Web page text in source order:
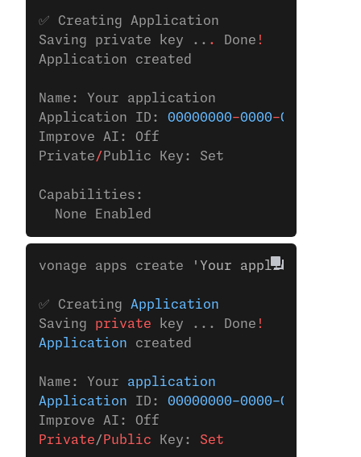
✅ Creating Application
Saving private key .. . Done !
Application created
Name: Your application
Application ID: 00000000-0000-0000
Improve AI: Off
Private/ Public Key: Set
Capabilities:
  None Enabled
vonage apps create 'Your application'
✅ Creating Application
Saving private key ... Done !
Application created
Name: Your application
Application ID: 00000000-0000-0000-0000-
Improve AI: Off
Private/ Public Key: Set